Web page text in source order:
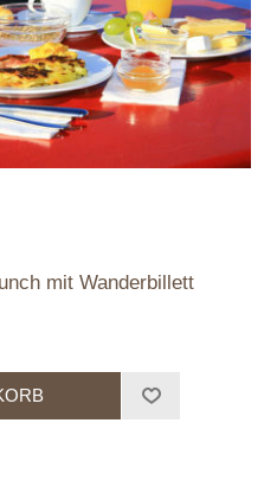
mit Wanderbillett